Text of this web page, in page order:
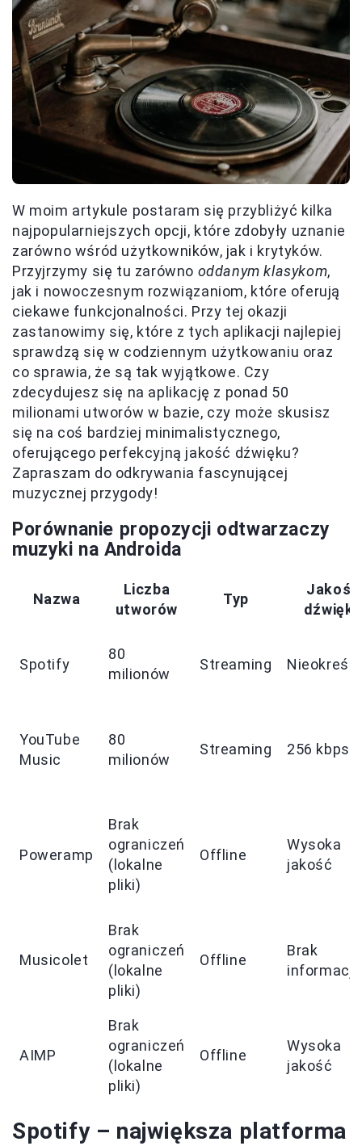
W moim artykule postaram się przybliżyć kilka
najpopularniejszych opcji, które zdobyły uznanie
zarówno wśród użytkowników, jak i krytyków.
Przyjrzymy się tu zarówno oddanym klasykom,
jak i nowoczesnym rozwiązaniom, które oferują
ciekawe funkcjonalności. Przy tej okazji
zastanowimy się, które z tych aplikacji najlepiej
sprawdzą się w codziennym użytkowaniu oraz
co sprawia, że są tak wyjątkowe. Czy
zdecydujesz się na aplikację z ponad 50
milionami utworów w bazie, czy może skusisz
się na coś bardziej minimalistycznego,
oferującego perfekcyjną jakość dźwięku?
Zapraszam do odkrywania fascynującej
muzycznej przygody!
Porównanie propozycji odtwarzaczy
muzyki na Androida
Nazwa
Liczba
utworów
Typ
Jakość
dźwięku
Spotify
80
milionów
Streaming
YouTube
Music
80
milionów
Streaming 256 kbps
Poweramp
Brak
ograniczeń
(lokalne
pliki)
Offline
Wysoka
jakość
Musicolet
Brak
ograniczeń
(lokalne
pliki)
Offline
Brak
informacji
AIMP
Brak
ograniczeń
(lokalne
pliki)
Offline
Wysoka
jakość
Spotify – największa platforma